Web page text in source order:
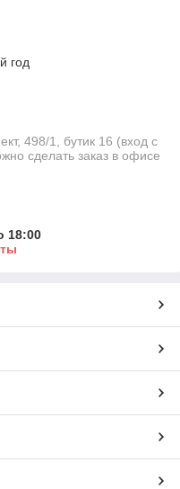
год
498/1, бутик 16 (вход с
сделать заказ в офисе
18:00